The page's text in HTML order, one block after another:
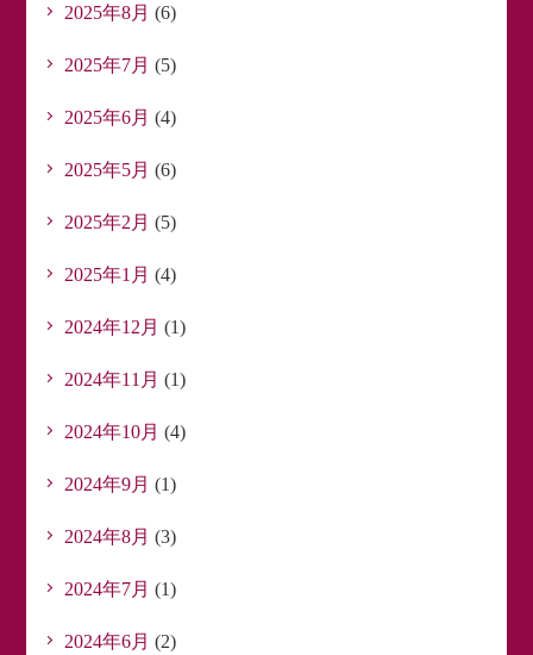
2025年8月 (6)
2025年7月 (5)
2025年6月 (4)
2025年5月 (6)
2025年2月 (5)
2025年1月 (4)
2024年12月 (1)
2024年11月 (1)
2024年10月 (4)
2024年9月 (1)
2024年8月 (3)
2024年7月 (1)
2024年6月 (2)